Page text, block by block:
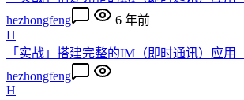
hezhongfeng
6 年前
H
「实战」搭建完整的IM（即时通讯）应用
hezhongfeng
H